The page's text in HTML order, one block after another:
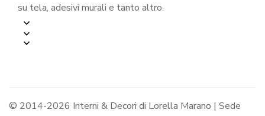
su tela, adesivi murali e tanto altro.
© 2014-2026 Interni & Decori di Lorella Marano | Sede